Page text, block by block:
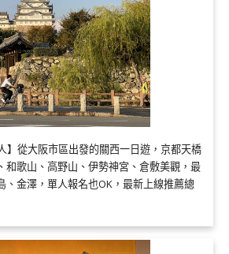
人】從大阪市區出發的關西一日遊，京都天橋
和歌山、高野山、伊勢神宮、倉敷美觀，最
、金澤，單人報名也OK，最新上線推薦總